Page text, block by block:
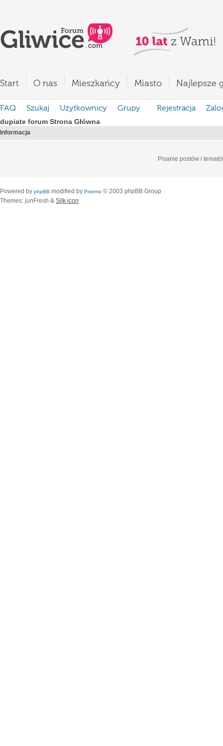
Start O nas Mieszkańcy Miasto Najlepsze
FAQ Szukaj Użytkownicy Grupy Rejestracja
dupiate forum Strona Główna
Informacja
Pisanie postów i
Powered by phpBB modified by Przemo © 2003 phpBB Group
Themes: junFresh & Silk icon